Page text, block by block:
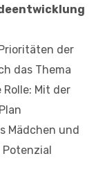
der
das Thema
Mit der
Mädchen und